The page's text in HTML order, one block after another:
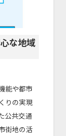
な地域
能や都市
りの実現
公共交通
街地の活